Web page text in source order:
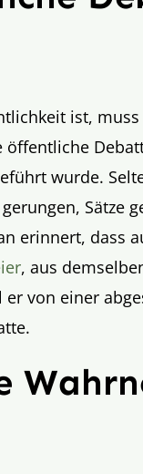
ist,
öffentliche
wurde.
Sätze
erinnert, dass
, aus
von einer